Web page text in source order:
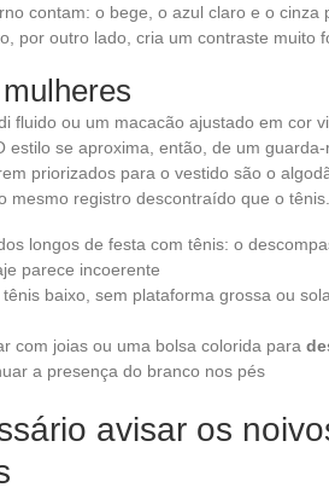
contam: o bege, o azul claro e o
por outro lado, cria um contraste muito
fluido ou um macacão ajustado em cor
estilo se aproxima, então, de um
priorizados para o vestido são o
mesmo registro descontraído que o tênis.
longos de festa com tênis: o
parece incoerente
baixo, sem plataforma grossa ou
com joias ou uma bolsa colorida para
a presença do branco nos pés
avisar os